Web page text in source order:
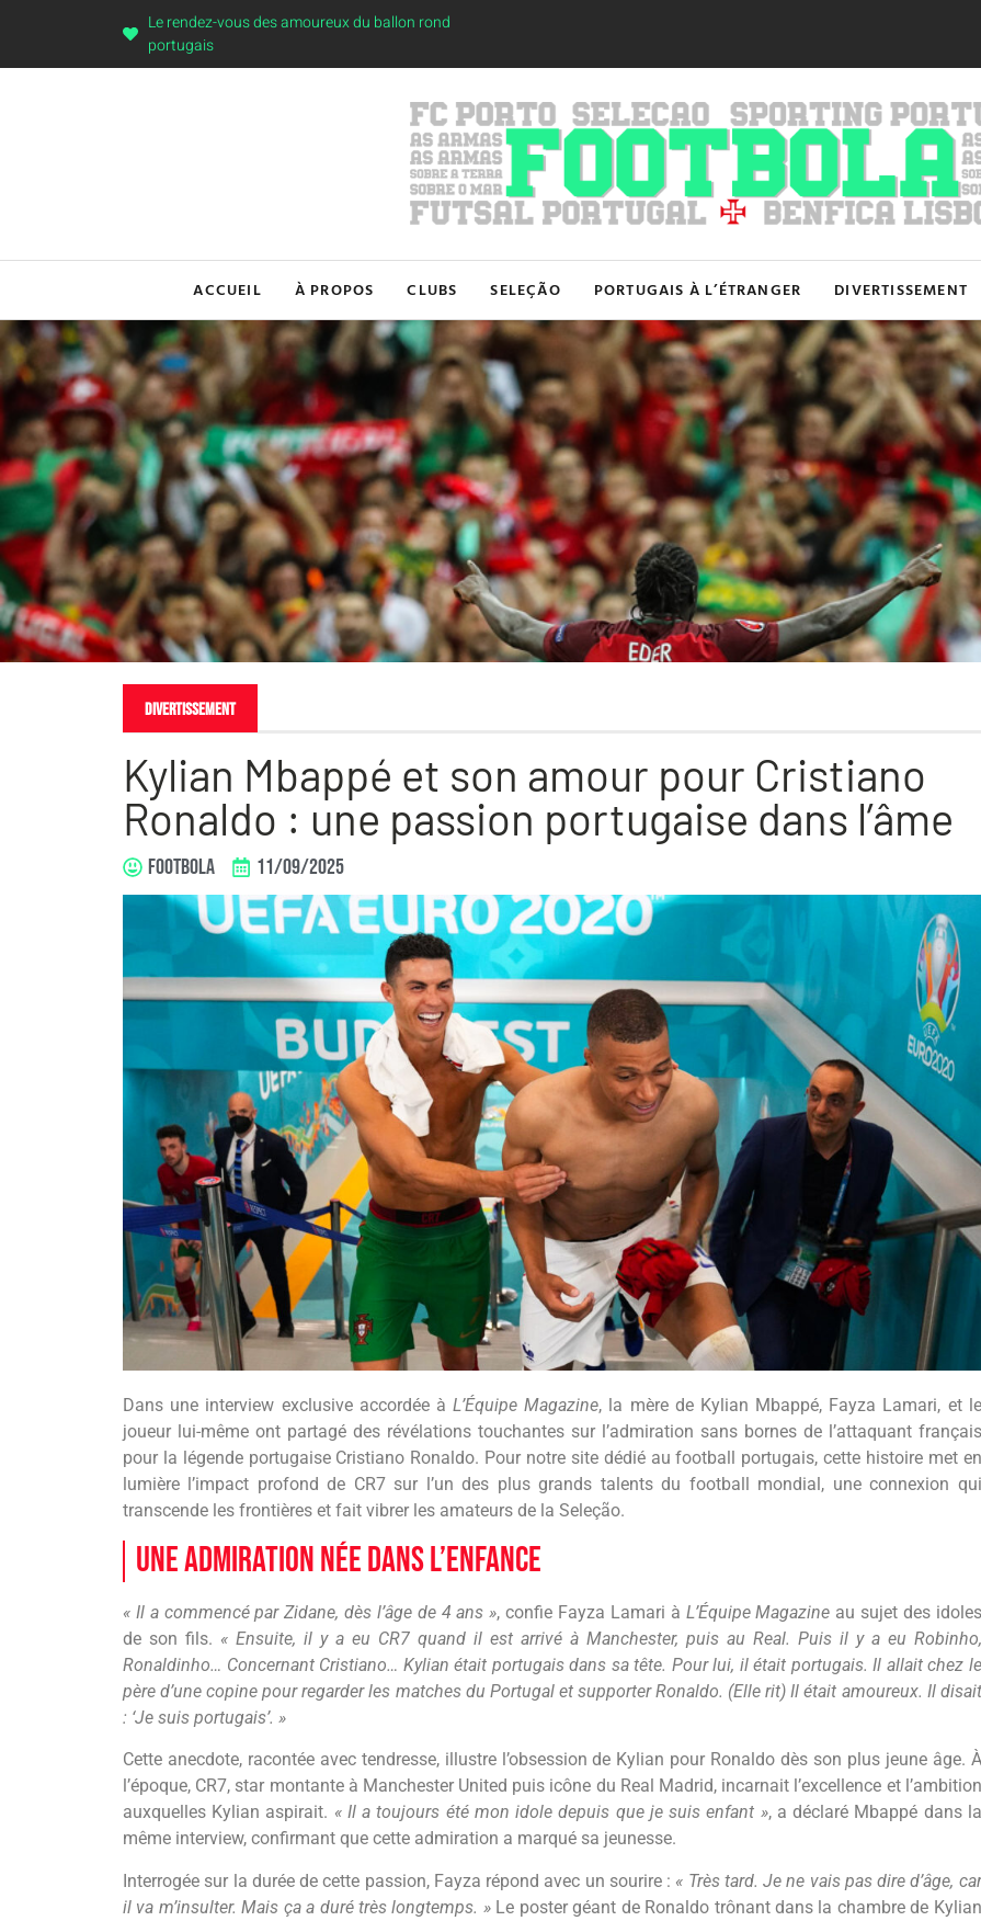
Le rendez-vous des amoureux du ballon rond
portugais
ACCUEIL À PROPOS CLUBS SELEÇÃO PORTUGAIS À L’ÉTRANGER DIVERTISSEMENT
Divertissement
Kylian Mbappé et son amour pour Cristiano
Ronaldo : une passion portugaise dans l’âme
FOOTBOLA 11/09/2025
Dans une interview exclusive accordée àL’Équipe Magazine, la mère de Kylian Mbappé, Fayza Lamari, et le
joueur lui-même ont partagé des révélations touchantes sur l’admiration sans bornes de l’attaquant français
pour la légende portugaise Cristiano Ronaldo. Pour notre site dédié au football portugais, cette histoire met en
lumière l’impact profond de CR7 sur l’un des plus grands talents du football mondial, une connexion qui
transcende les frontières et fait vibrer les amateurs de la Seleção.
Une admiration née dans l’enfance
« Il a commencé par Zidane, dès l’âge de 4 ans », confie Fayza Lamari à L’Équipe Magazine au sujet des idoles
de son fils. « Ensuite, il y a eu CR7 quand il est arrivé à Manchester, puis au Real. Puis il y a eu Robinho,
Ronaldinho… Concernant Cristiano… Kylian était portugais dans sa tête. Pour lui, il était portugais. Il allait chez le
père d’une copine pour regarder les matches du Portugal et supporter Ronaldo. (Elle rit) Il était amoureux. Il disait
: ‘Je suis portugais’. »
Cette anecdote, racontée avec tendresse, illustre l’obsession de Kylian pour Ronaldo dès son plus jeune âge. À
l’époque, CR7, star montante à Manchester United puis icône du Real Madrid, incarnait l’excellence et l’ambition
auxquelles Kylian aspirait. « Il a toujours été mon idole depuis que je suis enfant », a déclaré Mbappé dans la
même interview, confirmant que cette admiration a marqué sa jeunesse.
Interrogée sur la durée de cette passion, Fayza répond avec un sourire : « Très tard. Je ne vais pas dire d’âge, car
il va m’insulter. Mais ça a duré très longtemps. »Le poster géant de Ronaldo trônant dans la chambre de Kylian